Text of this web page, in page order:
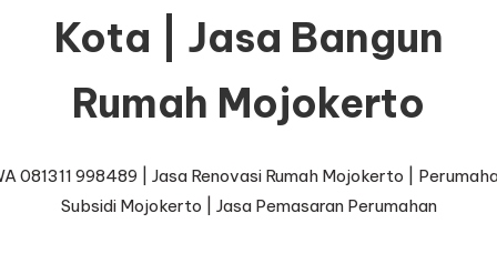
Kota | Jasa Bangun
Rumah Mojokerto
081311 998489 | Jasa Renovasi Rumah Mojokerto |
Subsidi Mojokerto | Jasa Pemasaran Perumahan